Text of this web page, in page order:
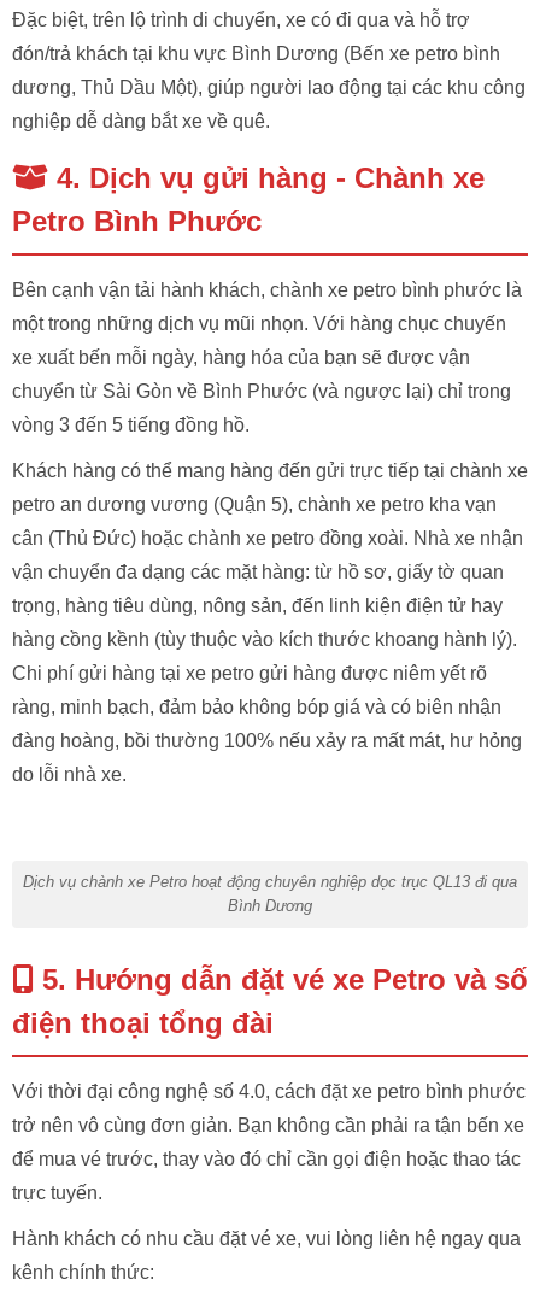
Đặc biệt, trên lộ trình di chuyển, xe có đi qua và hỗ trợ
đón/trả khách tại khu vực Bình Dương (Bến xe petro bình
dương, Thủ Dầu Một), giúp người lao động tại các khu công
nghiệp dễ dàng bắt xe về quê.
4. Dịch vụ gửi hàng - Chành xe
Petro Bình Phước
Bên cạnh vận tải hành khách, chành xe petro bình phước là
một trong những dịch vụ mũi nhọn. Với hàng chục chuyến
xe xuất bến mỗi ngày, hàng hóa của bạn sẽ được vận
chuyển từ Sài Gòn về Bình Phước (và ngược lại) chỉ trong
vòng 3 đến 5 tiếng đồng hồ.
Khách hàng có thể mang hàng đến gửi trực tiếp tại chành xe
petro an dương vương (Quận 5), chành xe petro kha vạn
cân (Thủ Đức) hoặc chành xe petro đồng xoài. Nhà xe nhận
vận chuyển đa dạng các mặt hàng: từ hồ sơ, giấy tờ quan
trọng, hàng tiêu dùng, nông sản, đến linh kiện điện tử hay
hàng cồng kềnh (tùy thuộc vào kích thước khoang hành lý).
Chi phí gửi hàng tại xe petro gửi hàng được niêm yết rõ
ràng, minh bạch, đảm bảo không bóp giá và có biên nhận
đàng hoàng, bồi thường 100% nếu xảy ra mất mát, hư hỏng
do lỗi nhà xe.
Dịch vụ chành xe Petro hoạt động chuyên nghiệp dọc trục QL13 đi qua
Bình Dương
5. Hướng dẫn đặt vé xe Petro và số
điện thoại tổng đài
Với thời đại công nghệ số 4.0, cách đặt xe petro bình phước
trở nên vô cùng đơn giản. Bạn không cần phải ra tận bến xe
để mua vé trước, thay vào đó chỉ cần gọi điện hoặc thao tác
trực tuyến.
Hành khách có nhu cầu đặt vé xe, vui lòng liên hệ ngay qua
kênh chính thức: